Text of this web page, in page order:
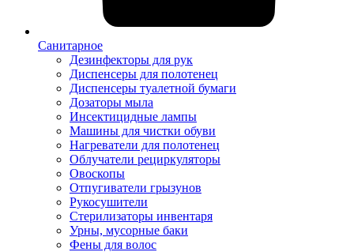
Санитарное
Дезинфекторы для рук
Диспенсеры для полотенец
Диспенсеры туалетной бумаги
Дозаторы мыла
Инсектицидные лампы
Машины для чистки обуви
Нагреватели для полотенец
Облучатели рециркуляторы
Овоскопы
Отпугиватели грызунов
Рукосушители
Стерилизаторы инвентаря
Урны, мусорные баки
Фены для волос